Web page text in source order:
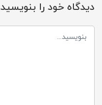
دیدگاه خود را بنویسید